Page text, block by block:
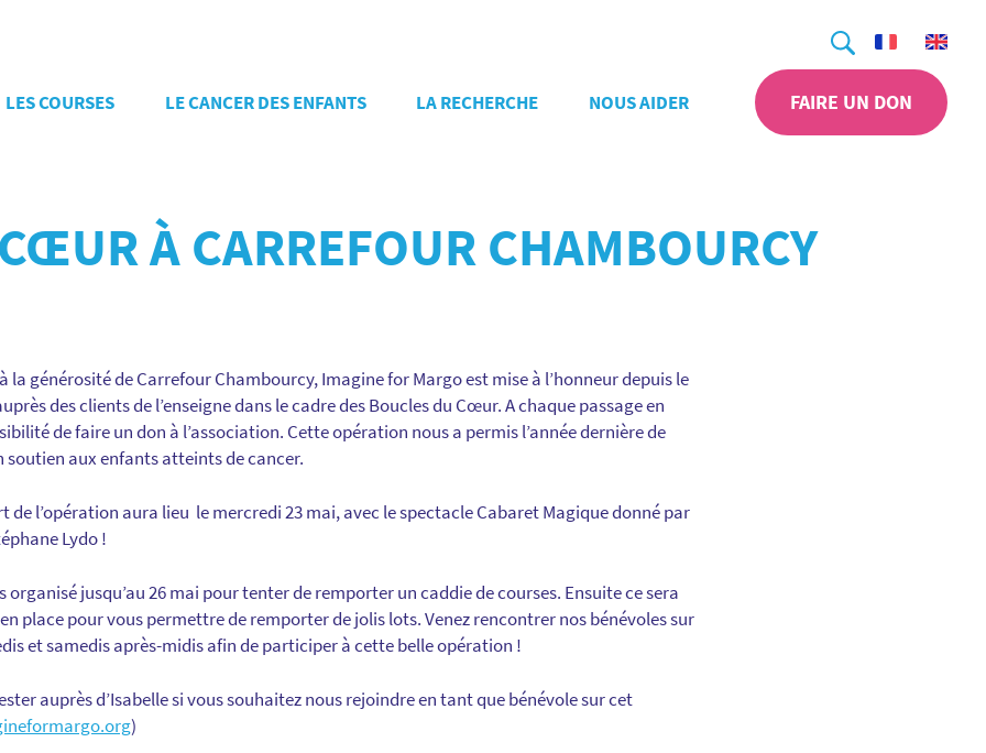
Recherche
LES COURSES LE CANCER DES ENFANTS LA RECHERCHE NOUS AIDER FAIRE UN DON
À CARREFOUR CHAMBOURCY
la générosité de Carrefour Chambourcy, Imagine for Margo est mise à l’honneur depuis le
des clients de l’enseigne dans le cadre des Boucles du Cœur. A chaque passage en
de faire un don à l’association. Cette opération nous a permis l’année dernière de
soutien aux enfants atteints de cancer.
de l’opération aura lieu le mercredi 23 mai, avec le spectacle Cabaret Magique donné par
Lydo !
jusqu’au 26 mai pour tenter de remporter un caddie de courses. Ensuite ce sera
place pour vous permettre de remporter de jolis lots. Venez rencontrer nos bénévoles sur
et samedis après-midis afin de participer à cette belle opération !
auprès d’Isabelle si vous souhaitez nous rejoindre en tant que bénévole sur cet
)